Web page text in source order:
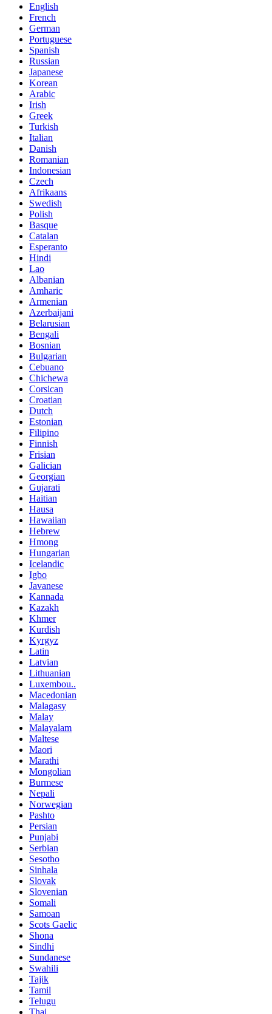
English
French
German
Portuguese
Spanish
Russian
Japanese
Korean
Arabic
Irish
Greek
Turkish
Italian
Danish
Romanian
Indonesian
Czech
Afrikaans
Swedish
Polish
Basque
Catalan
Esperanto
Hindi
Lao
Albanian
Amharic
Armenian
Azerbaijani
Belarusian
Bengali
Bosnian
Bulgarian
Cebuano
Chichewa
Corsican
Croatian
Dutch
Estonian
Filipino
Finnish
Frisian
Galician
Georgian
Gujarati
Haitian
Hausa
Hawaiian
Hebrew
Hmong
Hungarian
Icelandic
Igbo
Javanese
Kannada
Kazakh
Khmer
Kurdish
Kyrgyz
Latin
Latvian
Lithuanian
Luxembou..
Macedonian
Malagasy
Malay
Malayalam
Maltese
Maori
Marathi
Mongolian
Burmese
Nepali
Norwegian
Pashto
Persian
Punjabi
Serbian
Sesotho
Sinhala
Slovak
Slovenian
Somali
Samoan
Scots Gaelic
Shona
Sindhi
Sundanese
Swahili
Tajik
Tamil
Telugu
Thai